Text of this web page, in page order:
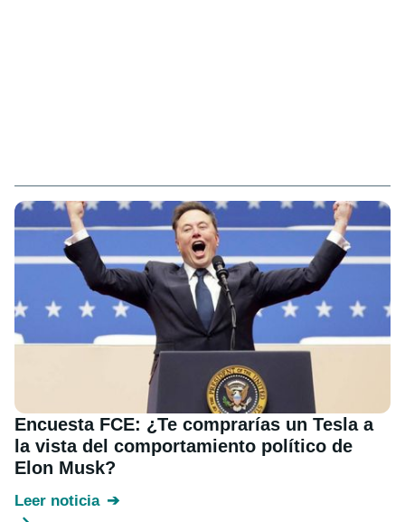
Encuesta FCE: ¿Te comprarías un Tesla a
la vista del comportamiento político de
Elon Musk?
Leer noticia